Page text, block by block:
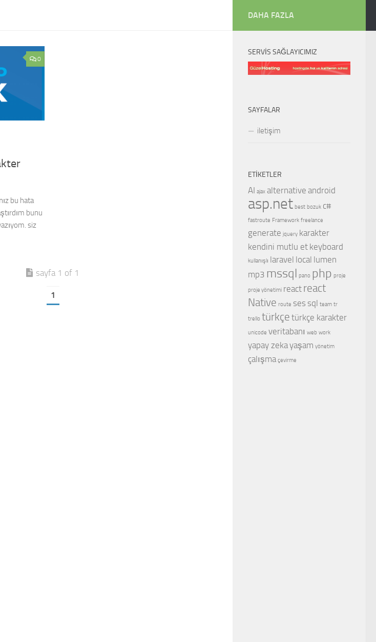
0
bu hata
bunu
siz
sayfa 1 of 1
1
DAHA FAZLA
SERVIS SAĞLAYICIMIZ
SAYFALAR
iletişim
ETIKETLER
AI ajax alternative android
asp.net best bozuk c#
fastroute Framework freelance
generate jquery karakter
kendini mutlu et keyboard
kullanışlı laravel local lumen
mp3 mssql pano php proje
proje yönetimi react react
Native route ses sql team tr
trello türkçe türkçe karakter
unicode veritabanı web work
yapay zekayaşam yönetim
çalışma çevirme